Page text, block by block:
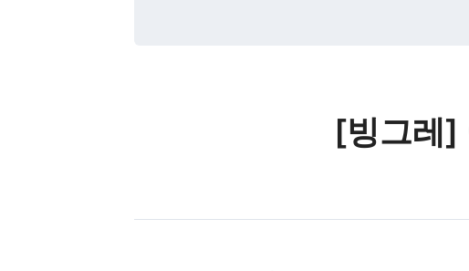
[빙그레